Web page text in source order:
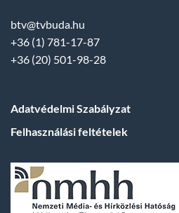
btv@tvbuda.hu
+36 (1) 781-17-87
+36 (20) 501-98-28
Adatvédelmi Szabályzat
Felhasználási feltételek